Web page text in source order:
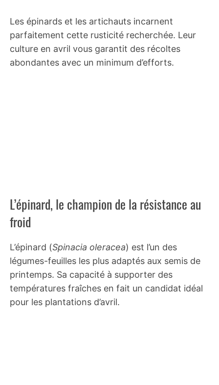
Les épinards et les artichauts incarnent
parfaitement cette rusticité recherchée. Leur
culture en avril vous garantit des récoltes
abondantes avec un minimum d’efforts.
L’épinard, le champion de la résistance au
froid
L’épinard (Spinacia oleracea) est l’un des
légumes-feuilles les plus adaptés aux semis de
printemps. Sa capacité à supporter des
températures fraîches en fait un candidat idéal
pour les plantations d’avril.